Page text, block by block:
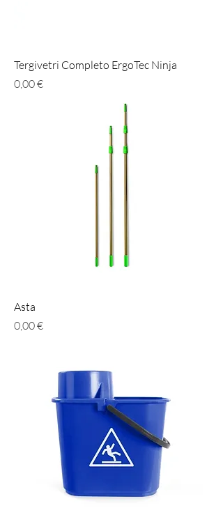
Tergivetri Completo ErgoTec Ninja
Prezzo
0,00 €
Asta
Prezzo
0,00 €